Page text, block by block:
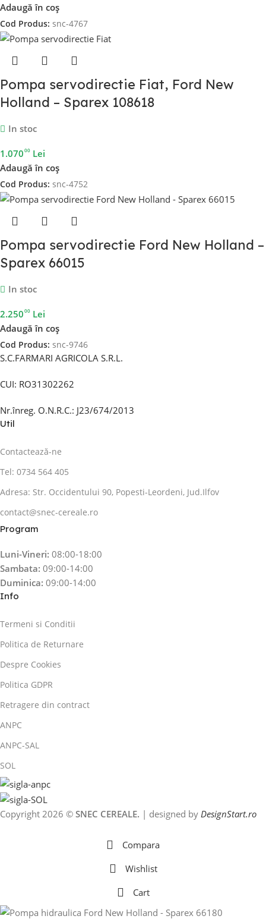
Adaugă în coș
Cod Produs: snc-4767
Pompa servodirectie Fiat, Ford New
Holland – Sparex 108618
In stoc
1.07000 Lei
Adaugă în coș
Cod Produs: snc-4752
Pompa servodirectie Ford New Holland –
Sparex 66015
In stoc
2.25000 Lei
Adaugă în coș
Cod Produs: snc-9746
S.C.FARMARI AGRICOLA S.R.L.
CUI: RO31302262
Nr.înreg. O.N.R.C.: J23/674/2013
Util
Contactează-ne
Tel: 0734 564 405
Adresa: Str. Occidentului 90, Popesti-Leordeni, Jud.Ilfov
contact@snec-cereale.ro
Program
Luni-Vineri: 08:00-18:00
Sambata: 09:00-14:00
Duminica: 09:00-14:00
Info
Termeni si Conditii
Politica de Returnare
Despre Cookies
Politica GDPR
Retragere din contract
ANPC
ANPC-SAL
SOL
Copyright 2026 © SNEC CEREALE. | designed by DesignStart.ro
Compara
Wishlist
Cart